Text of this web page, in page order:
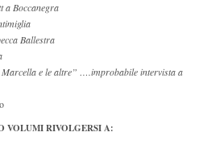
a Boccanegra
Ballestra
e le altre” ….improbabile intervista a
VOLUMI RIVOLGERSI A: